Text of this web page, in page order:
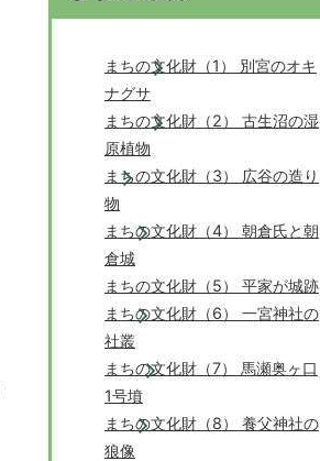
まちの文化財（1） 別宮のオキ
ナグサ
まちの文化財（2） 古生沼の湿
原植物
まちの文化財（3） 広谷の造り
物
まちの文化財（4） 朝倉氏と朝
倉城
まちの文化財（5） 平家が城跡
まちの文化財（6） 一宮神社の
社叢
まちの文化財（7） 馬瀬奥ヶ口
1号墳
まちの文化財（8） 養父神社の
狼像